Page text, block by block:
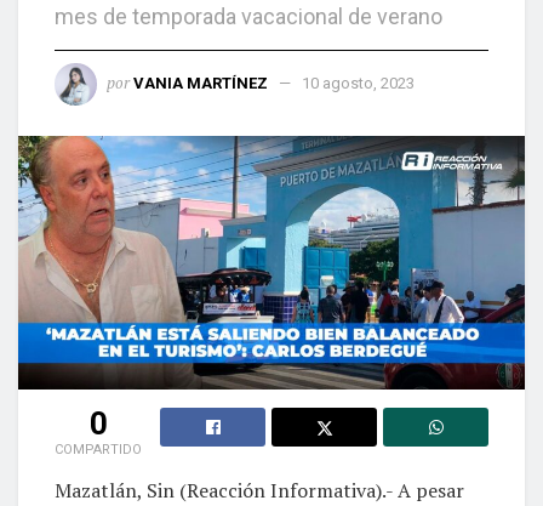
mes de temporada vacacional de verano
por VANIA MARTÍNEZ 10 agosto, 2023
0
COMPARTIDO
Mazatlán, Sin (Reacción Informativa).- A pesar